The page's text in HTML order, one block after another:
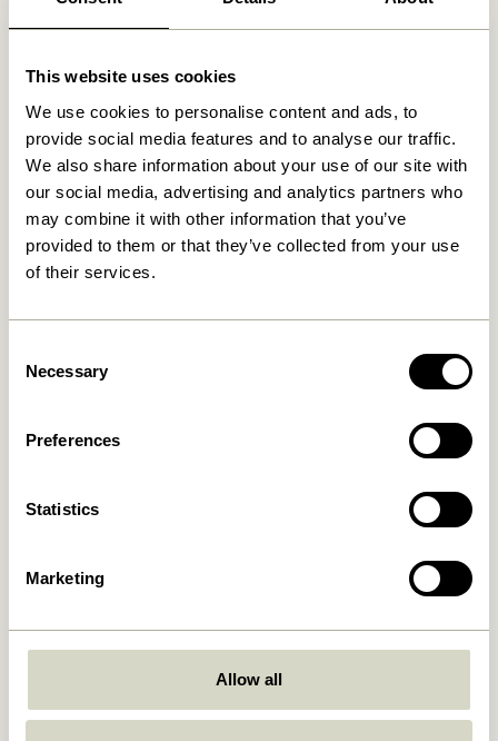
This website uses cookies
We use cookies to personalise content and ads, to
provide social media features and to analyse our traffic.
We also share information about your use of our site with
our social media, advertising and analytics partners who
may combine it with other information that you’ve
provided to them or that they’ve collected from your use
of their services.
Selection
Necessary
Preferences
Statistics
Marketing
Allow all
Relaterede varer
Sui Drikkeglas Bubbles Klar
Tilføj til kurv
Amare Skål Small Rødbrun
Amare Bakke